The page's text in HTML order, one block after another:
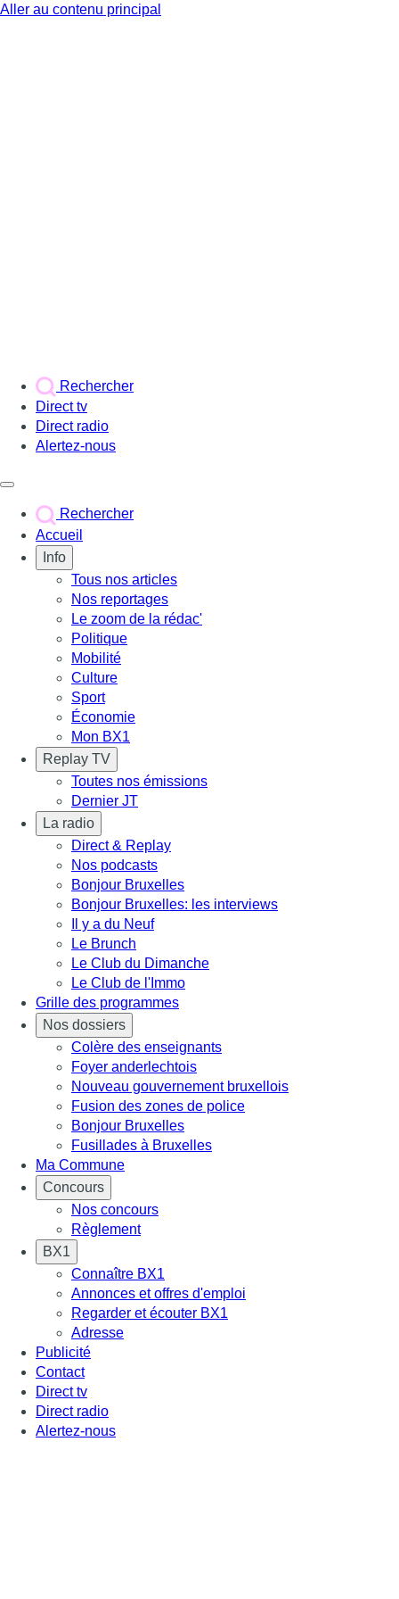
Aller au contenu principal
Rechercher
Direct tv
Direct radio
Alertez-nous
Rechercher
Accueil
Info
Tous nos articles
Nos reportages
Le zoom de la rédac'
Politique
Mobilité
Culture
Sport
Économie
Mon BX1
Replay TV
Toutes nos émissions
Dernier JT
La radio
Direct & Replay
Nos podcasts
Bonjour Bruxelles
Bonjour Bruxelles: les interviews
Il y a du Neuf
Le Brunch
Le Club du Dimanche
Le Club de l'Immo
Grille des programmes
Nos dossiers
Colère des enseignants
Foyer anderlechtois
Nouveau gouvernement bruxellois
Fusion des zones de police
Bonjour Bruxelles
Fusillades à Bruxelles
Ma Commune
Concours
Nos concours
Règlement
BX1
Connaître BX1
Annonces et offres d'emploi
Regarder et écouter BX1
Adresse
Publicité
Contact
Direct tv
Direct radio
Alertez-nous